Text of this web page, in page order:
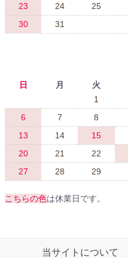
23
24 25
30
31
日 月 火
1
6
7 8
13
14 15
20
21 22
27
28 29
こちらの色は休業日です。
当サイトについて